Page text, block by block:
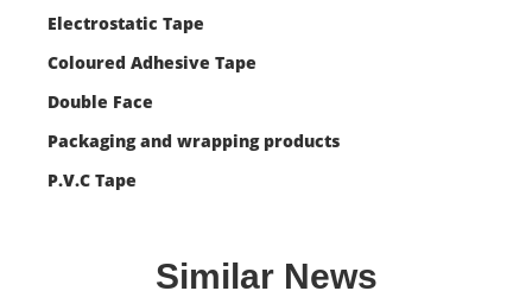
Electrostatic Tape
Coloured Adhesive Tape
Double Face
Packaging and wrapping products
P.V.C Tape
Similar News